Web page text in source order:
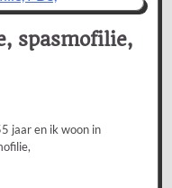
spasmofilie,
jaar en ik woon in